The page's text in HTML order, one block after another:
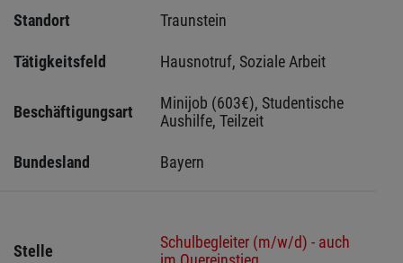
Standort
Traunstein
Tätigkeitsfeld Hausnotruf, Soziale Arbeit
Beschäftigungsart
Minijob (603€), Studentische
Aushilfe, Teilzeit
Bundesland Bayern
Stelle
Schulbegleiter (m/w/d) - auch